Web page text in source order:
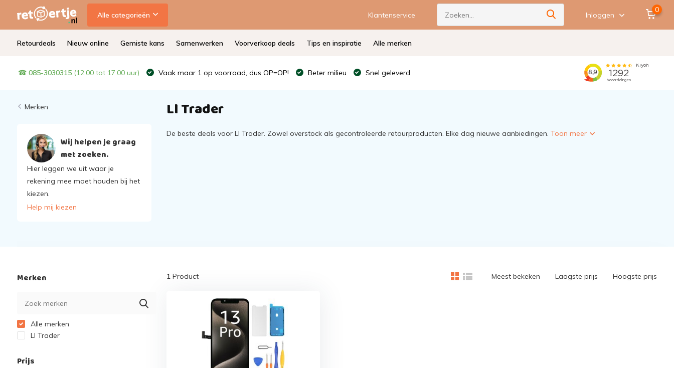
Alle categorieën Klantenservice Inloggen
0
Retourdeals Nieuw online Gemiste kans Samenwerken Voorverkoop deals Tips en inspiratie Alle merken
☎ 085-3030315 (12.00 tot 17.00 uur) Vaak maar 1 op voorraad, dus OP=OP! Beter milieu Snel geleverd
Merken
Wij helpen je graag
met zoeken.
Hier leggen we uit waar je
rekening mee moet houden bij het
kiezen.
Help mij kiezen
Ll Trader
De beste deals voor Ll Trader. Zowel overstock als gecontroleerde retourproducten. Elke dag nieuwe aanbiedingen. Toon meer
Merken
Alle merken
Ll Trader
Prijs
1Product Meest bekeken Laagste prijs Hoogste prijs